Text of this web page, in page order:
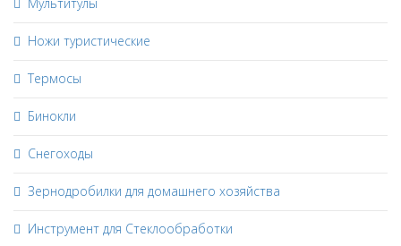
Ножи туристические
Термосы
Бинокли
Снегоходы
Зернодробилки для домашнего хозяйства
Инструмент для Стеклообработки